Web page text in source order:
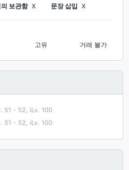
보관함 X 문장 삽입 X
거래 불가
고유
51 - 52, iLv. 100
51 - 52, iLv. 100